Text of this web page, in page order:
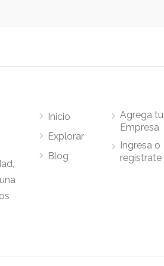
Inicio
Explorar
Blog
Agrega tu
Empresa
Ingresa o
regístrate